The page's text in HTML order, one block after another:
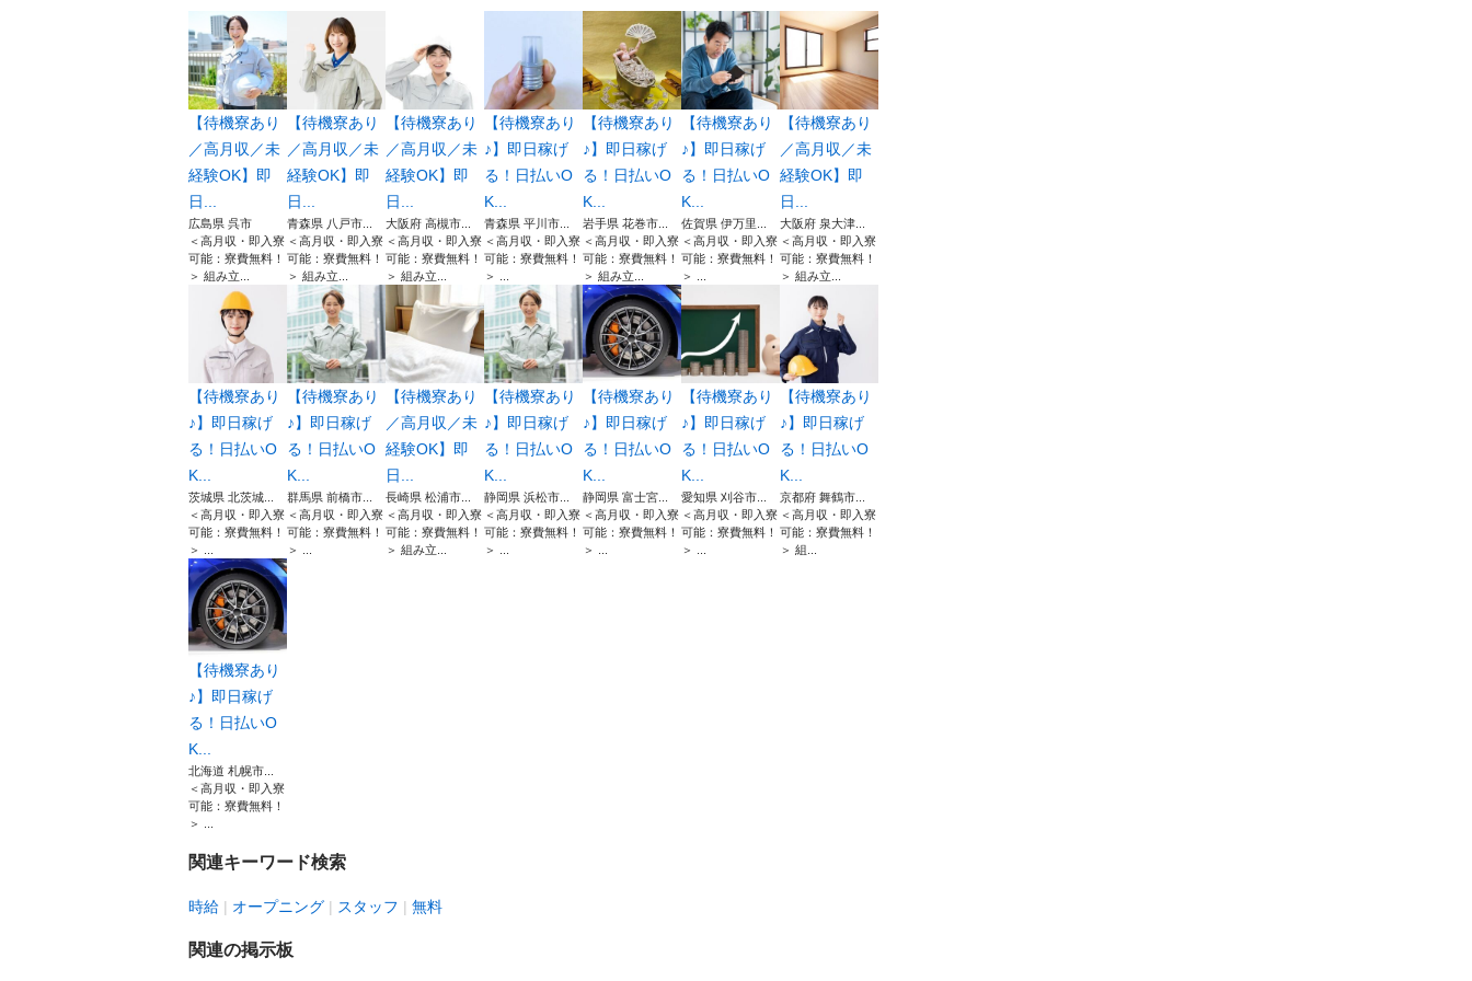
【待機寮あり
／高月収／未
経験OK】即
日...
広島県 呉市
＜高月収・即入寮
可能：寮費無料！
＞ 組み立...
【待機寮あり
／高月収／未
経験OK】即
日...
青森県 八戸市...
＜高月収・即入寮
可能：寮費無料！
＞ 組み立...
【待機寮あり
／高月収／未
経験OK】即
日...
大阪府 高槻市...
＜高月収・即入寮
可能：寮費無料！
＞ 組み立...
【待機寮あり
♪】即日稼げ
る！日払いO
K...
青森県 平川市...
＜高月収・即入寮
可能：寮費無料！
＞ ...
【待機寮あり
♪】即日稼げ
る！日払いO
K...
岩手県 花巻市...
＜高月収・即入寮
可能：寮費無料！
＞ 組み立...
【待機寮あり
♪】即日稼げ
る！日払いO
K...
佐賀県 伊万里...
＜高月収・即入寮
可能：寮費無料！
＞ ...
【待機寮あり
／高月収／未
経験OK】即
日...
大阪府 泉大津...
＜高月収・即入寮
可能：寮費無料！
＞ 組み立...
【待機寮あり
♪】即日稼げ
る！日払いO
K...
茨城県 北茨城...
＜高月収・即入寮
可能：寮費無料！
＞ ...
【待機寮あり
♪】即日稼げ
る！日払いO
K...
群馬県 前橋市...
＜高月収・即入寮
可能：寮費無料！
＞ ...
【待機寮あり
／高月収／未
経験OK】即
日...
長崎県 松浦市...
＜高月収・即入寮
可能：寮費無料！
＞ 組み立...
【待機寮あり
♪】即日稼げ
る！日払いO
K...
静岡県 浜松市...
＜高月収・即入寮
可能：寮費無料！
＞ ...
【待機寮あり
♪】即日稼げ
る！日払いO
K...
静岡県 富士宮...
＜高月収・即入寮
可能：寮費無料！
＞ ...
【待機寮あり
♪】即日稼げ
る！日払いO
K...
愛知県 刈谷市...
＜高月収・即入寮
可能：寮費無料！
＞ ...
【待機寮あり
♪】即日稼げ
る！日払いO
K...
京都府 舞鶴市...
＜高月収・即入寮
可能：寮費無料！
＞ 組...
【待機寮あり
♪】即日稼げ
る！日払いO
K...
北海道 札幌市...
＜高月収・即入寮
可能：寮費無料！
＞ ...
関連キーワード検索
時給 オープニング スタッフ 無料
関連の掲示板